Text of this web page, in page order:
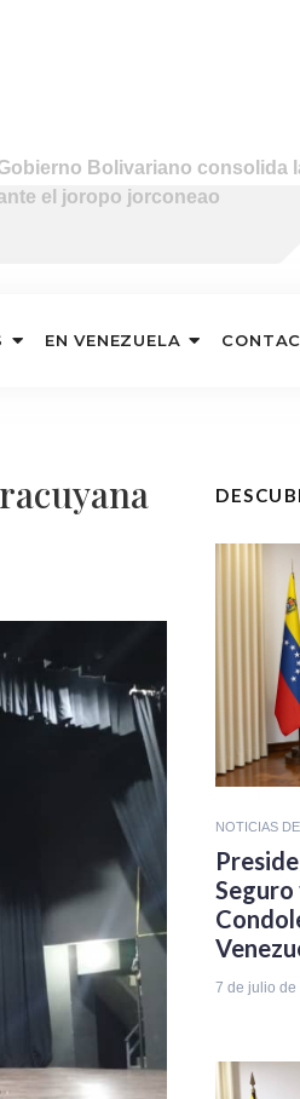
Bolivariano consolida
el joropo jorconeao
EN VENEZUELA
NOTICIAS
7 de julio de